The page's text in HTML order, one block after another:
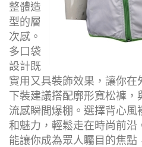
整體造
型的層
次感。
多口袋
設計既
實用又具裝飾效果，讓你在
下裝建議搭配廓形寬松褲，
流感瞬間爆棚。選擇背心風
和魅力，輕鬆走在時尚前沿
能讓你成為眾人矚目的焦點